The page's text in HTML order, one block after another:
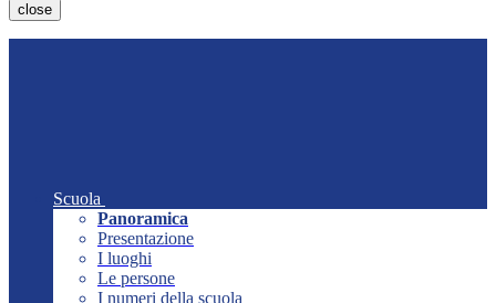
close
Scuola
Panoramica
Presentazione
I luoghi
Le persone
I numeri della scuola